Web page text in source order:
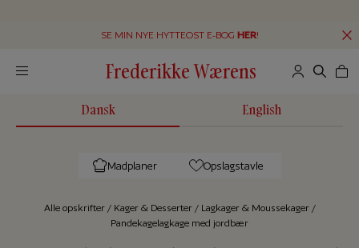
SE MIN NYE HYTTEOST E-BOG HER!
Frederikke Wærens
Dansk English
Madplaner Opslagstavle
Alle op­skrif­ter/ Kager & Desserter/ Lagkager & Moussekager/
Pandekagelagkage med jordbær